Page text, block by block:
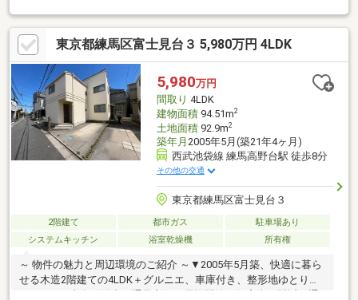
充実の機能美◎長期優良住宅認定。耐震性や省エネ性に優れた安
心の住まい♪現地内覧予約受付中です♪見学をご希望の方は『見学
予約をする』ボタンから事前にご予約ください。【資料請求】は
上記ボタンよりお進みください。電話からは⇒TEL0120-002-
237【通話料無料】♪ご案内時間の目安になります♪□現地／物件見
学（30分～）□資金計画のご相談（30分～）□ご希望条件のご相談
（15分～）
東京都練馬区富士見台３ 5,980万円 4LDK
5,980万円
間取り 4LDK
建物面積94.51m2
土地面積92.9m2
築年月 2005年5月(築21年4ヶ月)
西武池袋線 練馬高野台駅 徒歩8分
その他の交通
東京都練馬区富士見台３
2階建て 都市ガス
駐車場あり
システムキッチン
浴室乾燥機 所有権
～ 物件の魅力と周辺環境のご紹介 ～▼2005年5月築、快適に暮ら
せる木造2階建ての4LDK＋グルニエ、車庫付き、整形地ゆとりの